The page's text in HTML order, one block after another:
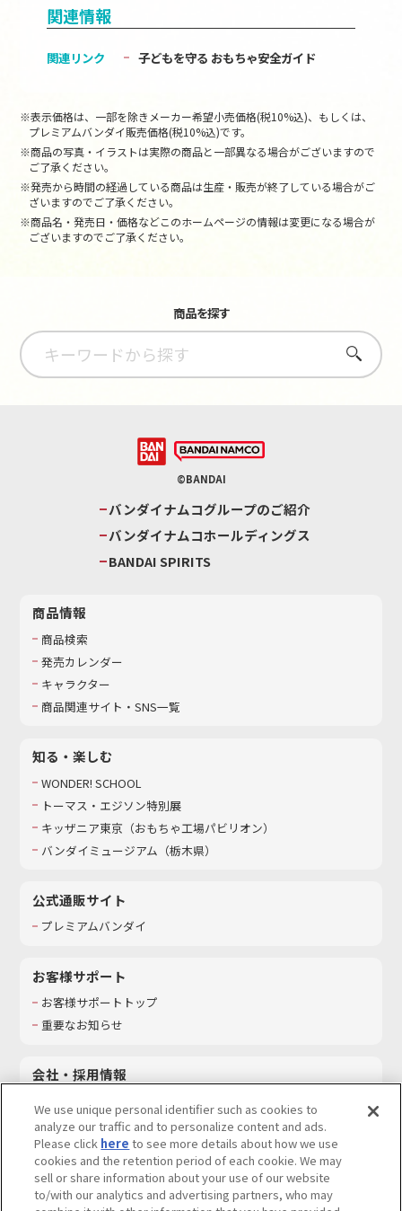
関連情報
関連リンク 子どもを守る おもちゃ安全ガイド
※表示価格は、一部を除きメーカー希望小売価格(税10%込)、もしくは、
プレミアムバンダイ販売価格(税10%込)です。
※商品の写真・イラストは実際の商品と一部異なる場合がございますので
ご了承ください。
※発売から時間の経過している商品は生産・販売が終了している場合がご
ざいますのでご了承ください。
※商品名・発売日・価格などこのホームページの情報は変更になる場合が
ございますのでご了承ください。
商品を探す
さがす
©BANDAI
バンダイナムコグループのご紹介
バンダイナムコホールディングス
BANDAI SPIRITS
商品情報
商品検索
発売カレンダー
キャラクター
商品関連サイト・SNS一覧
知る・楽しむ
WONDER! SCHOOL
トーマス・エジソン特別展
キッザニア東京（おもちゃ工場パビリオン）​
バンダイミュージアム（栃木県）
公式通販サイト
プレミアムバンダイ
お客様サポート
お客様サポートトップ
重要なお知らせ
会社・採用情報
採用情報
サステナビリティ
お問い合わせ
We use unique personal identifier such as cookies to
analyze our traffic and to personalize content and ads.
Please click here to see more details about how we use
cookies and the retention period of each cookie. We may
sell or share information about your use of our website
to/with our analytics and advertising partners, who may